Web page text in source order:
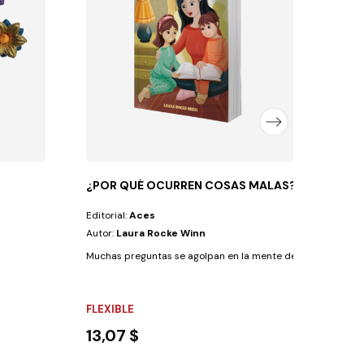
¿POR QUÉ OCURREN COSAS MALAS?
Editorial:Aces
Autor: Laura Rocke Winn
Muchas preguntas se agolpan en la mente de Rita, y la más
FLEXIBLE
13,07 $